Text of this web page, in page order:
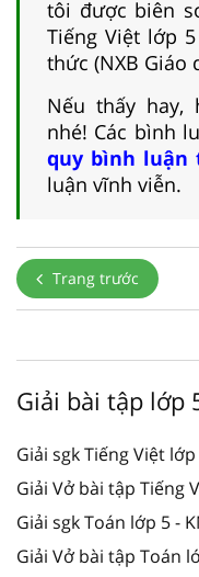
tôi được biên
Tiếng Việt lớp
thức (NXB Giáo
Nếu thấy hay,
nhé! Các bình
quy bình luận
luận vĩnh viễn.
Trang trước
Giải bài tập lớp
Giải sgk Tiếng Việt lớp
Giải Vở bài tập Tiếng
Giải sgk Toán lớp 5 -
Giải Vở bài tập Toán